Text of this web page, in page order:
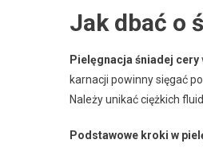
Jak dbać o
Pielęgnacja śniadej cery
karnacji powinny sięgać
Należy unikać ciężkich
Podstawowe kroki w